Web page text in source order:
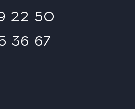
22 50
36 67